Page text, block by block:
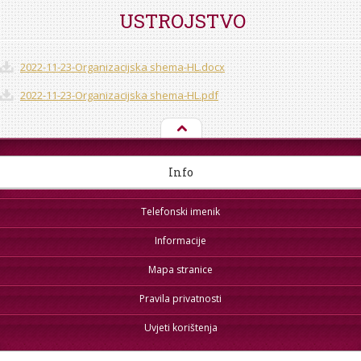
USTROJSTVO
2022-11-23-Organizacijska shema-HL.docx
2022-11-23-Organizacijska shema-HL.pdf
Info
Telefonski imenik
Informacije
Mapa stranice
Pravila privatnosti
Uvjeti korištenja